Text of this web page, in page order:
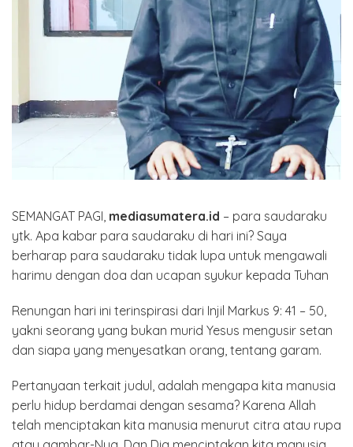
SEMANGAT PAGI, mediasumatera.id – para saudaraku
ytk. Apa kabar para saudaraku di hari ini? Saya
berharap para saudaraku tidak lupa untuk mengawali
harimu dengan doa dan ucapan syukur kepada Tuhan
Renungan hari ini terinspirasi dari Injil Markus 9: 41 – 50,
yakni seorang yang bukan murid Yesus mengusir setan
dan siapa yang menyesatkan orang, tentang garam.
Pertanyaan terkait judul, adalah mengapa kita manusia
perlu hidup berdamai dengan sesama? Karena Allah
telah menciptakan kita manusia menurut citra atau rupa